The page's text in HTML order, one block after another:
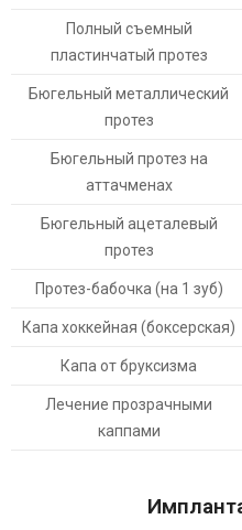
Полный съемный
пластинчатый протез
Бюгельный металлический
протез
Бюгельный протез на
аттачменах
Бюгельный ацеталевый
протез
Протез-бабочка (на 1 зуб)
Капа хоккейная (боксерская)
Капа от бруксизма
Лечение прозрачными
каппами